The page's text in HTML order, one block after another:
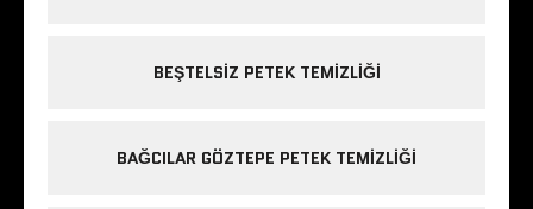
BEŞTELSIZ PETEK TEMIZLIĞI
BAĞCILAR GÖZTEPE PETEK TEMIZLIĞI